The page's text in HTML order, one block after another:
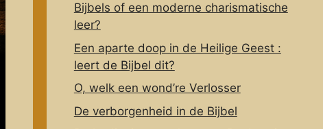
Bijbels of een moderne charismatische
leer?
Een aparte doop in de Heilige Geest :
leert de Bijbel dit?
O, welk een wond’re Verlosser
De verborgenheid in de Bijbel